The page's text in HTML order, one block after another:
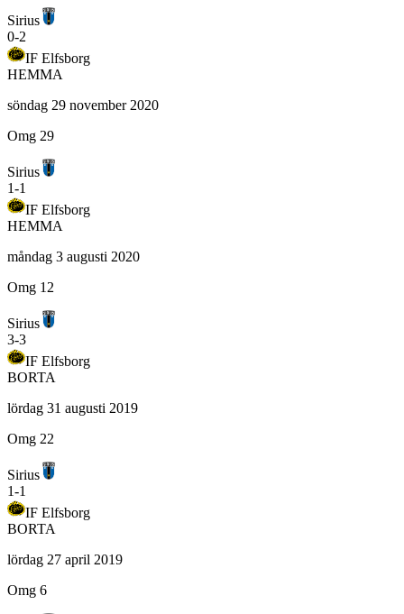
Sirius
0-2
IF Elfsborg
HEMMA
söndag 29 november 2020
Omg 29
Sirius
1-1
IF Elfsborg
HEMMA
måndag 3 augusti 2020
Omg 12
Sirius
3-3
IF Elfsborg
BORTA
lördag 31 augusti 2019
Omg 22
Sirius
1-1
IF Elfsborg
BORTA
lördag 27 april 2019
Omg 6